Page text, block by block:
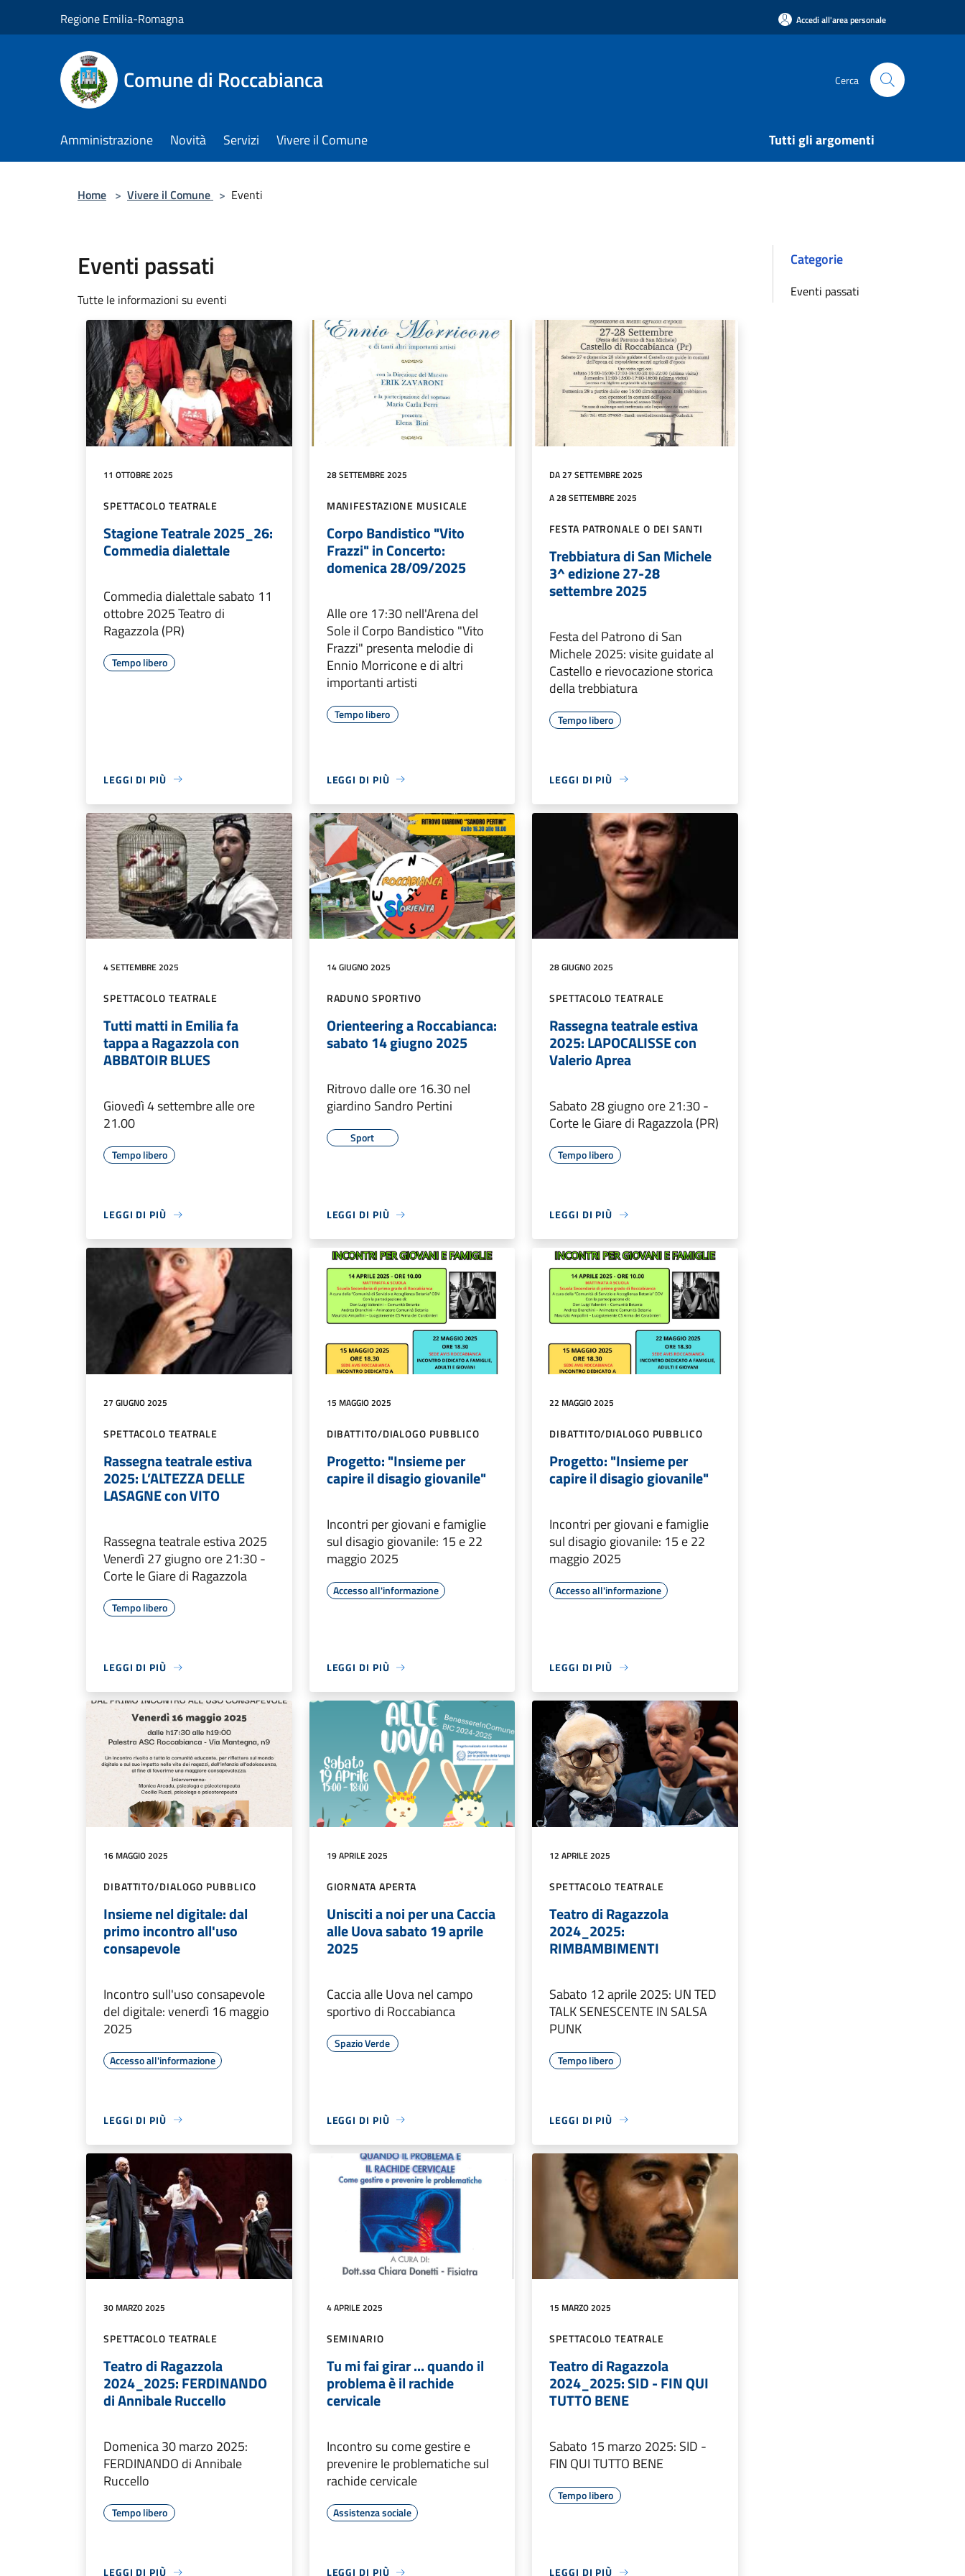
Regione Emilia-Romagna Accedi all'area personale
Comune di Roccabianca Cerca
Amministrazione Novità Servizi Vivere il Comune Tutti gli argomenti
Home > Vivere il Comune > Eventi
Eventi passati
Tutte le informazioni su eventi
11 OTTOBRE 2025
SPETTACOLO TEATRALE
Stagione Teatrale 2025_26:
Commedia dialettale
Commedia dialettale sabato 11
ottobre 2025 Teatro di
Ragazzola (PR)
Tempo libero
LEGGI DI PIÙ
28 SETTEMBRE 2025
MANIFESTAZIONE MUSICALE
Corpo Bandistico "Vito
Frazzi" in Concerto:
domenica 28/09/2025
Alle ore 17:30 nell'Arena del
Sole il Corpo Bandistico "Vito
Frazzi" presenta melodie di
Ennio Morricone e di altri
importanti artisti
Tempo libero
LEGGI DI PIÙ
DA 27 SETTEMBRE 2025
A 28 SETTEMBRE 2025
FESTA PATRONALE O DEI SANTI
Trebbiatura di San Michele
3^ edizione 27-28
settembre 2025
Festa del Patrono di San
Michele 2025: visite guidate al
Castello e rievocazione storica
della trebbiatura
Tempo libero
LEGGI DI PIÙ
4 SETTEMBRE 2025
SPETTACOLO TEATRALE
Tutti matti in Emilia fa
tappa a Ragazzola con
ABBATOIR BLUES
Giovedì 4 settembre alle ore
21.00
Tempo libero
LEGGI DI PIÙ
14 GIUGNO 2025
RADUNO SPORTIVO
Orienteering a Roccabianca:
sabato 14 giugno 2025
Ritrovo dalle ore 16.30 nel
giardino Sandro Pertini
Sport
LEGGI DI PIÙ
28 GIUGNO 2025
SPETTACOLO TEATRALE
Rassegna teatrale estiva
2025: LAPOCALISSE con
Valerio Aprea
Sabato 28 giugno ore 21:30 -
Corte le Giare di Ragazzola (PR)
Tempo libero
LEGGI DI PIÙ
27 GIUGNO 2025
SPETTACOLO TEATRALE
Rassegna teatrale estiva
2025: L’ALTEZZA DELLE
LASAGNE con VITO
Rassegna teatrale estiva 2025
Venerdì 27 giugno ore 21:30 -
Corte le Giare di Ragazzola
Tempo libero
LEGGI DI PIÙ
15 MAGGIO 2025
DIBATTITO/DIALOGO PUBBLICO
Progetto: "Insieme per
capire il disagio giovanile"
Incontri per giovani e famiglie
sul disagio giovanile: 15 e 22
maggio 2025
Accesso all'informazione
LEGGI DI PIÙ
22 MAGGIO 2025
DIBATTITO/DIALOGO PUBBLICO
Progetto: "Insieme per
capire il disagio giovanile"
Incontri per giovani e famiglie
sul disagio giovanile: 15 e 22
maggio 2025
Accesso all'informazione
LEGGI DI PIÙ
16 MAGGIO 2025
DIBATTITO/DIALOGO PUBBLICO
Insieme nel digitale: dal
primo incontro all'uso
consapevole
Incontro sull'uso consapevole
del digitale: venerdì 16 maggio
2025
Accesso all'informazione
LEGGI DI PIÙ
19 APRILE 2025
GIORNATA APERTA
Unisciti a noi per una Caccia
alle Uova sabato 19 aprile
2025
Caccia alle Uova nel campo
sportivo di Roccabianca
Spazio Verde
LEGGI DI PIÙ
12 APRILE 2025
SPETTACOLO TEATRALE
Teatro di Ragazzola
2024_2025:
RIMBAMBIMENTI
Sabato 12 aprile 2025: UN TED
TALK SENESCENTE IN SALSA
PUNK
Tempo libero
LEGGI DI PIÙ
30 MARZO 2025
SPETTACOLO TEATRALE
Teatro di Ragazzola
2024_2025: FERDINANDO
di Annibale Ruccello
Domenica 30 marzo 2025:
FERDINANDO di Annibale
Ruccello
Tempo libero
LEGGI DI PIÙ
4 APRILE 2025
SEMINARIO
Tu mi fai girar ... quando il
problema è il rachide
cervicale
Incontro su come gestire e
prevenire le problematiche sul
rachide cervicale
Assistenza sociale
LEGGI DI PIÙ
15 MARZO 2025
SPETTACOLO TEATRALE
Teatro di Ragazzola
2024_2025: SID - FIN QUI
TUTTO BENE
Sabato 15 marzo 2025: SID -
FIN QUI TUTTO BENE
Tempo libero
LEGGI DI PIÙ
Categorie
Eventi passati